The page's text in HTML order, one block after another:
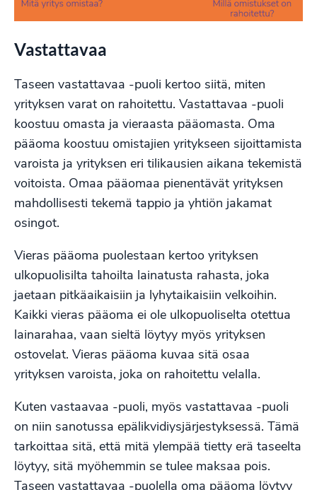
Vastattavaa
Taseen vastattavaa -puoli kertoo siitä, miten
yrityksen varat on rahoitettu. Vastattavaa -puoli
koostuu omasta ja vieraasta pääomasta. Oma
pääoma koostuu omistajien yritykseen sijoittamista
varoista ja yrityksen eri tilikausien aikana tekemistä
voitoista. Omaa pääomaa pienentävät yrityksen
mahdollisesti tekemä tappio ja yhtiön jakamat
osingot.
Vieras pääoma puolestaan kertoo yrityksen
ulkopuolisilta tahoilta lainatusta rahasta, joka
jaetaan pitkäaikaisiin ja lyhytaikaisiin velkoihin.
Kaikki vieras pääoma ei ole ulkopuoliselta otettua
lainarahaa, vaan sieltä löytyy myös yrityksen
ostovelat. Vieras pääoma kuvaa sitä osaa
yrityksen varoista, joka on rahoitettu velalla.
Kuten vastaavaa -puoli, myös vastattavaa -puoli
on niin sanotussa epälikvidiysjärjestyksessä. Tämä
tarkoittaa sitä, että mitä ylempää tietty erä taseelta
löytyy, sitä myöhemmin se tulee maksaa pois.
Taseen vastattavaa -puolella oma pääoma löytyy